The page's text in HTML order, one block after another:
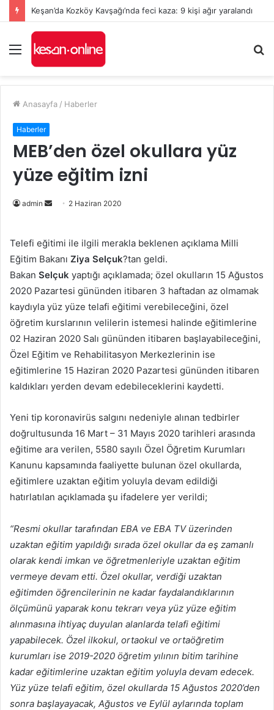
Keşan’da Kozköy Kavşağı’nda feci kaza: 9 kişi ağır yaralandı
Menü
...
Anasayfa / Haberler
Haberler
MEB’den özel okullara yüz
yüze eğitim izni
admin
Bir
göndermek
2 Haziran 2020
Telefi eğitimi ile ilgili merakla beklenen açıklama Milli
Eğitim Bakanı Ziya Selçuk?tan geldi.
Bakan Selçuk yaptığı açıklamada; özel okulların 15 Ağustos
2020 Pazartesi gününden itibaren 3 haftadan az olmamak
kaydıyla yüz yüze telafi eğitimi verebileceğini, özel
öğretim kurslarının velilerin istemesi halinde eğitimlerine
02 Haziran 2020 Salı gününden itibaren başlayabileceğini,
Özel Eğitim ve Rehabilitasyon Merkezlerinin ise
eğitimlerine 15 Haziran 2020 Pazartesi gününden itibaren
kaldıkları yerden devam edebileceklerini kaydetti.
Yeni tip koronavirüs salgını nedeniyle alınan tedbirler
doğrultusunda 16 Mart – 31 Mayıs 2020 tarihleri arasında
eğitime ara verilen, 5580 sayılı Özel Öğretim Kurumları
Kanunu kapsamında faaliyette bulunan özel okullarda,
eğitimlere uzaktan eğitim yoluyla devam edildiği
hatırlatılan açıklamada şu ifadelere yer verildi;
“Resmi okullar tarafından EBA ve EBA TV üzerinden
uzaktan eğitim yapıldığı sırada özel okullar da eş zamanlı
olarak kendi imkan ve öğretmenleriyle uzaktan eğitim
vermeye devam etti. Özel okullar, verdiği uzaktan
eğitimden öğrencilerinin ne kadar faydalandıklarının
ölçümünü yaparak konu tekrarı veya yüz yüze eğitim
alınmasına ihtiyaç duyulan alanlarda telafi eğitimi
yapabilecek. Özel ilkokul, ortaokul ve ortaöğretim
kurumları ise 2019-2020 öğretim yılının bitim tarihine
kadar eğitimlerine uzaktan eğitim yoluyla devam edecek.
Yüz yüze telafi eğitim, özel okullarda 15 Ağustos 2020’den
sonra başlayayacak, Ağustos ve Eylül aylarında toplam